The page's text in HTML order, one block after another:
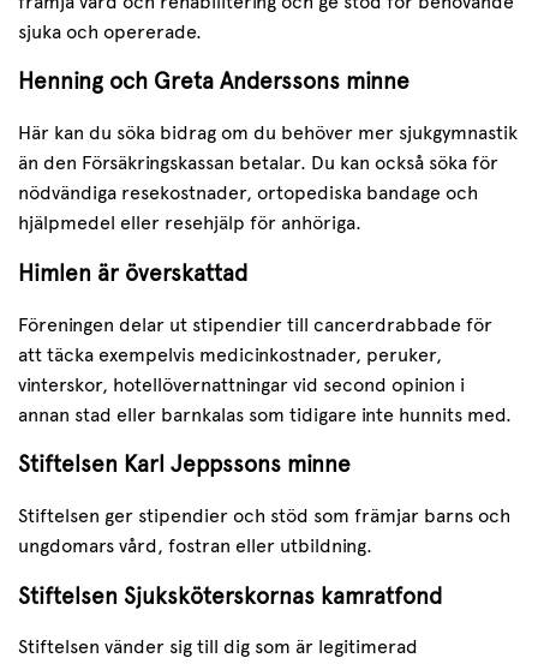
sjuka och opererade.
Henning och Greta Anderssons minne
Här kan du söka bidrag om du behöver mer sjukgymnastik
än den Försäkringskassan betalar. Du kan också söka för
nödvändiga resekostnader, ortopediska bandage och
hjälpmedel eller resehjälp för anhöriga.
Himlen är överskattad
Föreningen delar ut stipendier till cancerdrabbade för
att täcka exempelvis medicinkostnader, peruker,
vinterskor, hotellövernattningar vid second opinion i
annan stad eller barnkalas som tidigare inte hunnits med.
Stiftelsen Karl Jeppssons minne
Stiftelsen ger stipendier och stöd som främjar barns och
ungdomars vård, fostran eller utbildning.
Stiftelsen Sjuksköterskornas kamratfond
Stiftelsen vänder sig till dig som är legitimerad